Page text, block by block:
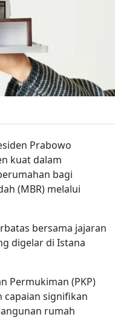
Prabowo
kuat dalam
bagi
(MBR) melalui
bersama jajaran
digelar di Istana
Permukiman (PKP)
signifikan
rumah